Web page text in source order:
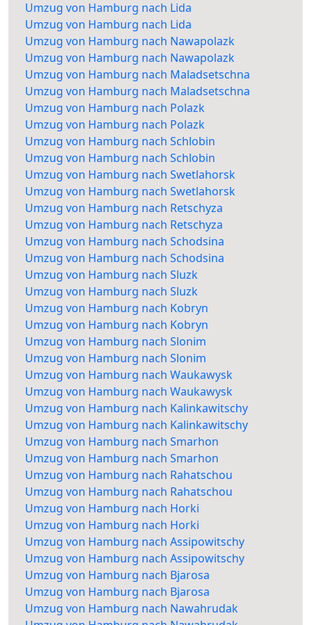
Umzug von Hamburg nach Lida
Umzug von Hamburg nach Lida
Umzug von Hamburg nach Nawapolazk
Umzug von Hamburg nach Nawapolazk
Umzug von Hamburg nach Maladsetschna
Umzug von Hamburg nach Maladsetschna
Umzug von Hamburg nach Polazk
Umzug von Hamburg nach Polazk
Umzug von Hamburg nach Schlobin
Umzug von Hamburg nach Schlobin
Umzug von Hamburg nach Swetlahorsk
Umzug von Hamburg nach Swetlahorsk
Umzug von Hamburg nach Retschyza
Umzug von Hamburg nach Retschyza
Umzug von Hamburg nach Schodsina
Umzug von Hamburg nach Schodsina
Umzug von Hamburg nach Sluzk
Umzug von Hamburg nach Sluzk
Umzug von Hamburg nach Kobryn
Umzug von Hamburg nach Kobryn
Umzug von Hamburg nach Slonim
Umzug von Hamburg nach Slonim
Umzug von Hamburg nach Waukawysk
Umzug von Hamburg nach Waukawysk
Umzug von Hamburg nach Kalinkawitschy
Umzug von Hamburg nach Kalinkawitschy
Umzug von Hamburg nach Smarhon
Umzug von Hamburg nach Smarhon
Umzug von Hamburg nach Rahatschou
Umzug von Hamburg nach Rahatschou
Umzug von Hamburg nach Horki
Umzug von Hamburg nach Horki
Umzug von Hamburg nach Assipowitschy
Umzug von Hamburg nach Assipowitschy
Umzug von Hamburg nach Bjarosa
Umzug von Hamburg nach Bjarosa
Umzug von Hamburg nach Nawahrudak